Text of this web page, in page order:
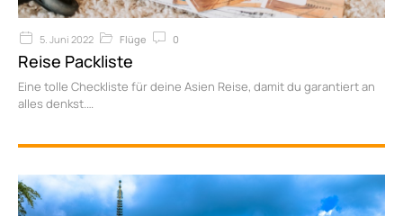
5. Juni 2022 Flüge 0
Reise Packliste
Eine tolle Checkliste für deine Asien Reise, damit du garantiert an
alles denkst.